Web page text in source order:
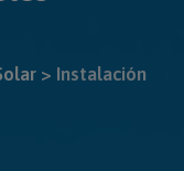
> Instalación